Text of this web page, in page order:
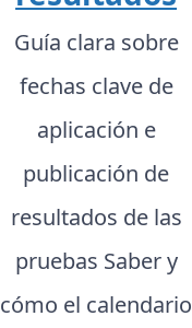
Guía clara sobre
fechas clave de
aplicación e
publicación de
resultados de las
pruebas Saber y
cómo el calendario